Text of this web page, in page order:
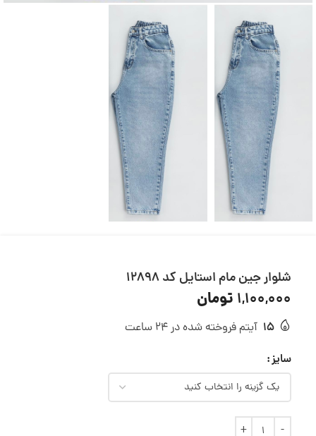
شلوار جین مام استایل کد 12898
1,100,000 تومان
15 آیتم فروخته شده در 24 ساعت
سایز